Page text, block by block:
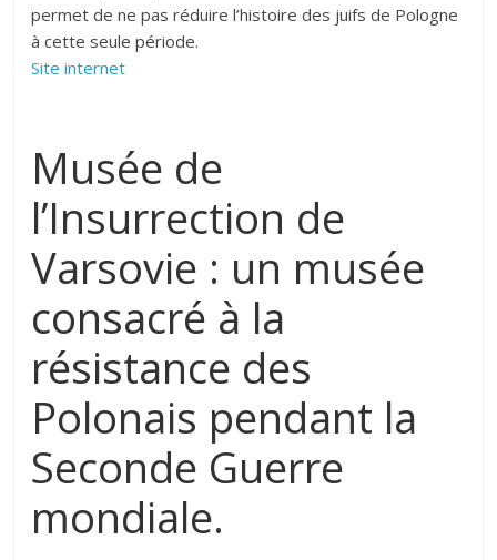
permet de ne pas réduire l’histoire des juifs de Pologne
à cette seule période.
Site internet
Musée de
l’Insurrection de
Varsovie : un musée
consacré à la
résistance des
Polonais pendant la
Seconde Guerre
mondiale.